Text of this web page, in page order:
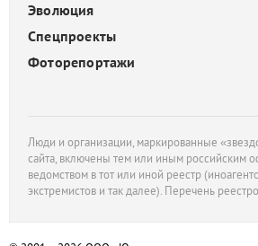
Эволюция
Спецпроекты
Фоторепортажи
Люди и организации, маркированные
сайта, включены тем или иным российским
ведомством в тот или иной реестр
экстремистов и так далее). Перечень